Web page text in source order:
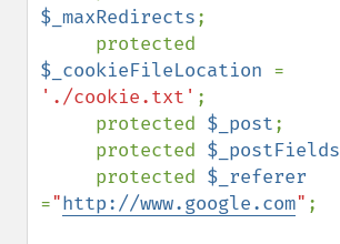
$_maxRedirects;
$_cookieFileLocation
'./cookie.txt' ;
     protected
$_post;
     protected
$_postFields
     protected
="http://www.google.com" ;